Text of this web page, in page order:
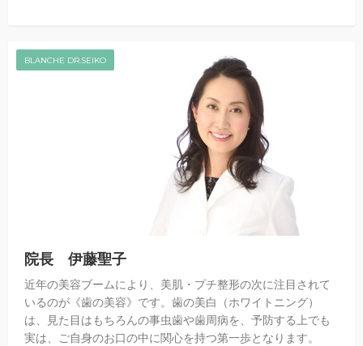
BLANCHE DR.SEIKO
院長 伊藤聖子
近年の美容ブームにより、美肌・プチ整形の次に注目されて
いるのが《歯の美容》です。歯の美白（ホワイトニング）
は、見た目はもちろんの事虫歯や歯周病を、予防する上でも
実は、ご自身のお口の中に関心を持つ第一歩となります。